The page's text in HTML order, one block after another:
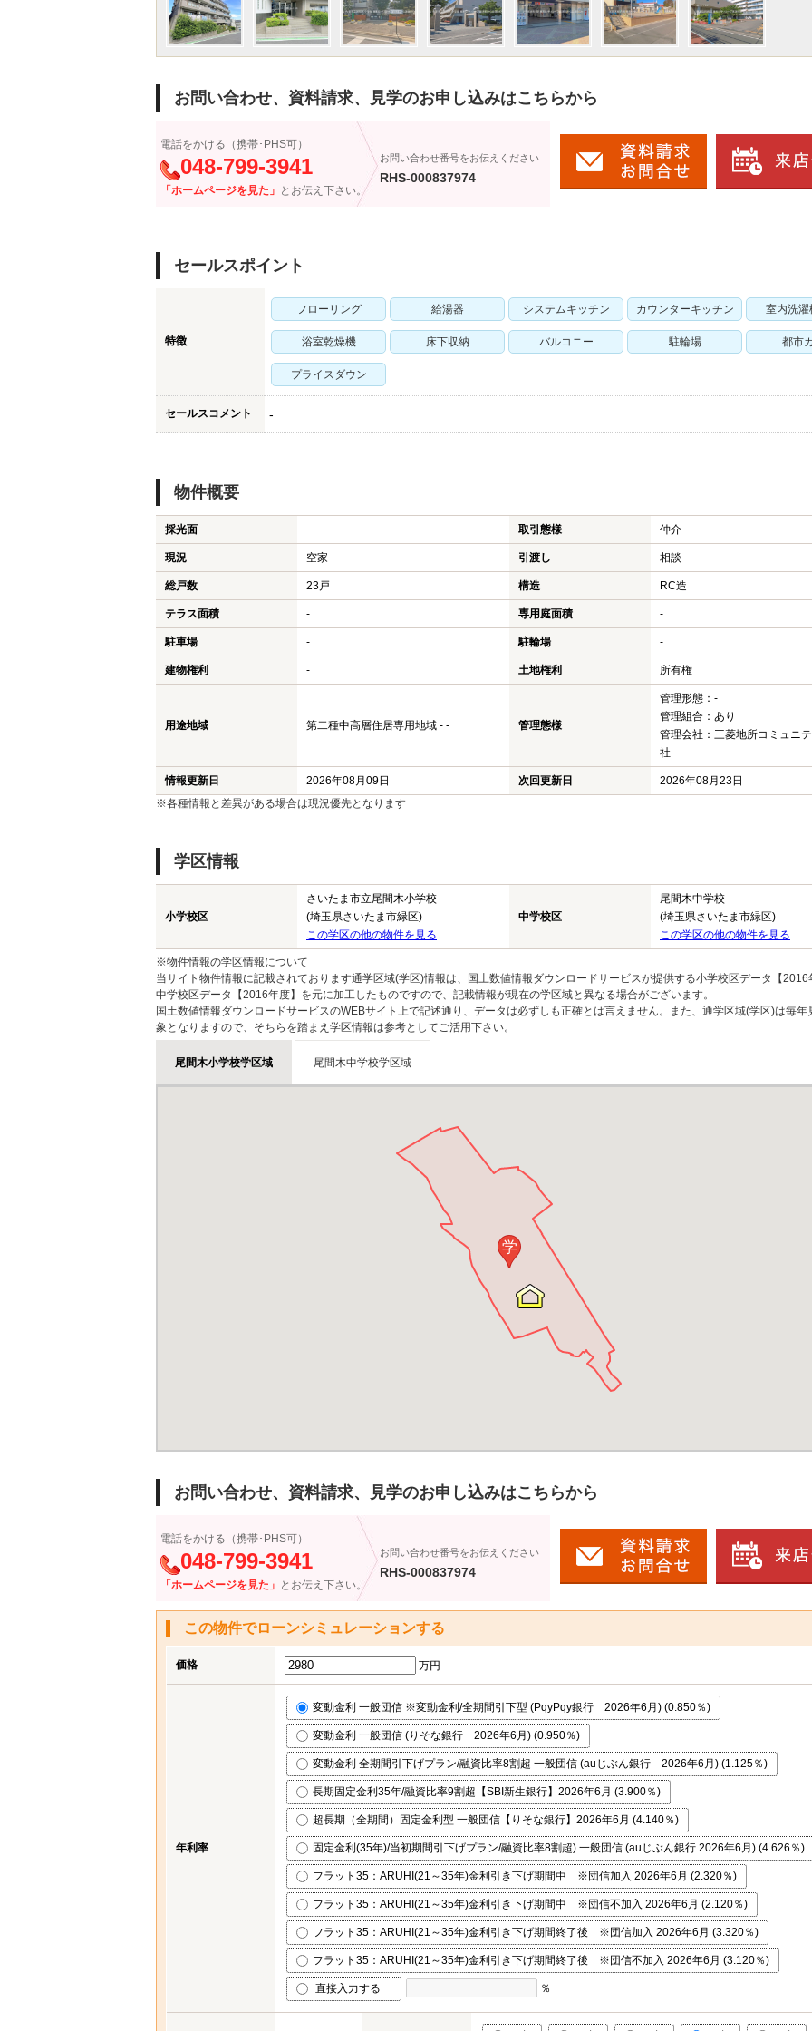
お問い合わせ、資料請求、見学のお申し込みはこちらから
電話をかける（携帯･PHS可）
048-799-3941
「ホームページを見た」 とお伝え下さい。
お問い合わせ番号をお伝えください
RHS-000837974
セールスポイント
特徴
フローリング 給湯器 システムキッチン カウンターキッチン 室内洗濯
浴室乾燥機 床下収納 バルコニー 駐輪場 都市
プライスダウン
セールスコメント -
物件概要
採光面 - 取引態様 仲介
現況 空家 引渡し 相談
総戸数 23戸 構造 RC造
テラス面積 - 専用庭面積 -
駐車場 - 駐輪場 -
建物権利 - 土地権利 所有権
用途地域 第二種中高層住居専用地域 - - 管理態様
管理形態：-
管理組合：あり
管理会社：三菱地所コミュニ
社
情報更新日 2026年08月09日 次回更新日
2026年08月23日
※各種情報と差異がある場合は現況優先となります
学区情報
小学校区
さいたま市立尾間木小学校
(埼玉県さいたま市緑区)
この学区の他の物件を見る
中学校区
尾間木中学校
(埼玉県さいたま市緑区)
この学区の他の物件を見る
※物件情報の学区情報について
当サイト物件情報に記載されております通学区域(学区)情報は、国土数値情報ダウンロードサービスが提供する小学校区データ【2016
中学校区データ【2016年度】を元に加工したものですので、記載情報が現在の学区域と異なる場合がございます。
国土数値情報ダウンロードサービスのWEBサイト上で記述通り、データは必ずしも正確とは言えません。また、通学区域(学区)は毎年
象となりますので、そちらを踏まえ学区情報は参考としてご活用下さい。
尾間木小学校学区域 尾間木中学校学区域
学
お問い合わせ、資料請求、見学のお申し込みはこちらから
電話をかける（携帯･PHS可）
048-799-3941
「ホームページを見た」 とお伝え下さい。
お問い合わせ番号をお伝えください
RHS-000837974
この物件でローンシミュレーションする
価格 万円
年利率
変動金利 一般団信 ※変動金利/全期間引下型 (PqyPqy銀行 2026年6月) (0.850％)
変動金利 一般団信 (りそな銀行 2026年6月) (0.950％)
変動金利 全期間引下げプラン/融資比率8割超 一般団信 (auじぶん銀行 2026年6月) (1.125％)
長期固定金利35年/融資比率9割超【SBI新生銀行】2026年6月 (3.900％)
超長期（全期間）固定金利型 一般団信【りそな銀行】2026年6月 (4.140％)
固定金利(35年)/当初期間引下げプラン/融資比率8割超) 一般団信 (auじぶん銀行 2026年6月) (4.626％)
フラット35：ARUHI(21～35年)金利引き下げ期間中 ※団信加入 2026年6月 (2.320％)
フラット35：ARUHI(21～35年)金利引き下げ期間中 ※団信不加入 2026年6月 (2.120％)
フラット35：ARUHI(21～35年)金利引き下げ期間終了後 ※団信加入 2026年6月 (3.320％)
フラット35：ARUHI(21～35年)金利引き下げ期間終了後 ※団信不加入 2026年6月 (3.120％)
直接入力する ％